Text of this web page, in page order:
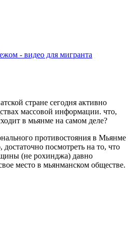
- видео для мигранта
стране сегодня активно
массовой информации. что,
в мьянме на самом деле?
противостояния в Мьянме
достаточно посмотреть на то, что
(не рохинджа) давно
место в мьянманском обществе.